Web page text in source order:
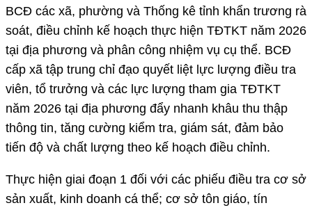
BCĐ các xã, phường và Thống kê tỉnh khẩn trương rà
soát, điều chỉnh kế hoạch thực hiện TĐTKT năm 2026
tại địa phương và phân công nhiệm vụ cụ thể. BCĐ
cấp xã tập trung chỉ đạo quyết liệt lực lượng điều tra
viên, tổ trưởng và các lực lượng tham gia TĐTKT
năm 2026 tại địa phương đẩy nhanh khâu thu thập
thông tin, tăng cường kiểm tra, giám sát, đảm bảo
tiến độ và chất lượng theo kế hoạch điều chỉnh.
Thực hiện giai đoạn 1 đối với các phiếu điều tra cơ sở
sản xuất, kinh doanh cá thể; cơ sở tôn giáo, tín